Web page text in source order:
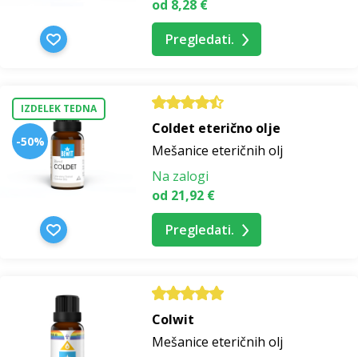
od 8,28 €
Pregledati.
IZDELEK TEDNA
-50%
Coldet eterično olje
Mešanice eteričnih olj
Na zalogi
od 21,92 €
Pregledati.
Colwit
Mešanice eteričnih olj